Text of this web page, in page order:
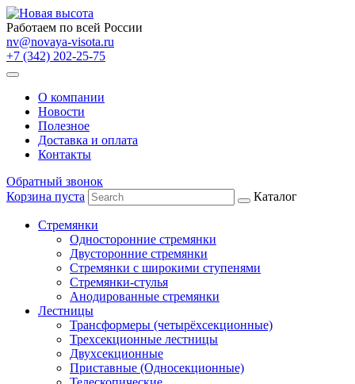
Работаем по всей России
nv@novaya-visota.ru
+7 (342) 202-25-75
О компании
Новости
Полезное
Доставка и оплата
Контакты
Обратный звонок
Корзина пуста
Каталог
Стремянки
Односторонние стремянки
Двусторонние стремянки
Стремянки с широкими ступенями
Стремянки-стулья
Анодированные стремянки
Лестницы
Трансформеры (четырёхсекционные)
Трехсекционные лестницы
Двухсекционные
Приставные (Односекционные)